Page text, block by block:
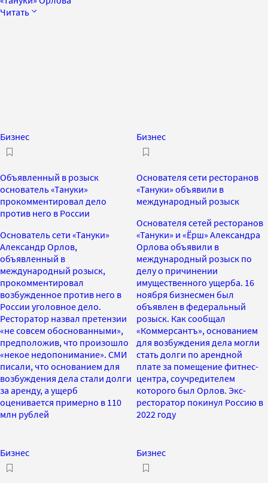
Читать
Бизнес
Объявленный в розыск
основатель «Тануки»
прокомментировал дело
против него в России
Основатель сети «Тануки»
Александр Орлов,
объявленный в
международный розыск,
прокомментировал
возбужденное против него в
России уголовное дело.
Ресторатор назвал претензии
«не совсем обоснованными»,
предположив, что произошло
«некое недопонимание». СМИ
писали, что основанием для
возбуждения дела стали долги
за аренду, а ущерб
оценивается примерно в 110
млн рублей
Бизнес
Основателя сети ресторанов
«Тануки» объявили в
международный розыск
Основателя сетей ресторанов
«Тануки» и «Ёрш» Александра
Орлова объявили в
международный розыск по
делу о причинении
имущественного ущерба. 16
ноября бизнесмен был
объявлен в федеральный
розыск. Как сообщал
«Коммерсантъ», основанием
для возбуждения дела могли
стать долги по арендной
плате за помещение фитнес-
центра, соучредителем
которого был Орлов. Экс-
ресторатор покинул Россию в
2022 году
Бизнес Бизнес